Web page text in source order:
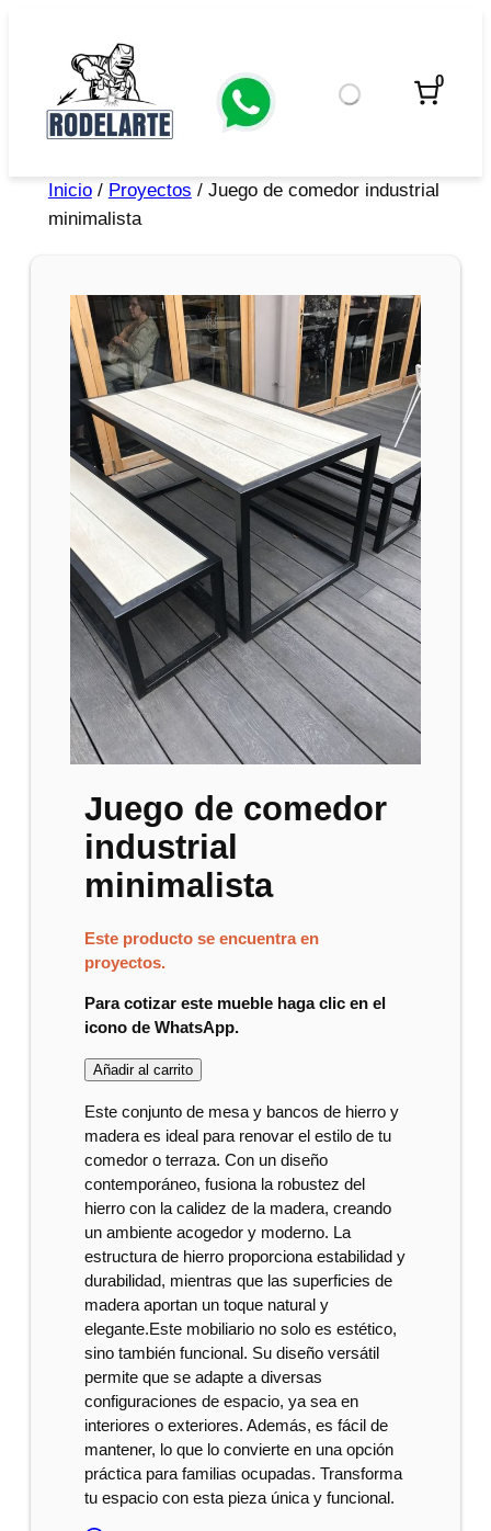
0
Inicio/ Proyectos / Juego de comedor industrial
minimalista
Juego de comedor
industrial
minimalista
Este producto se encuentra en
proyectos.
Para cotizar este mueble haga clic en el
icono de WhatsApp.
Añadir al carrito
Este conjunto de mesa y bancos de hierro y
madera es ideal para renovar el estilo de tu
comedor o terraza. Con un diseño
contemporáneo, fusiona la robustez del
hierro con la calidez de la madera, creando
un ambiente acogedor y moderno. La
estructura de hierro proporciona estabilidad y
durabilidad, mientras que las superficies de
madera aportan un toque natural y
elegante.Este mobiliario no solo es estético,
sino también funcional. Su diseño versátil
permite que se adapte a diversas
configuraciones de espacio, ya sea en
interiores o exteriores. Además, es fácil de
mantener, lo que lo convierte en una opción
práctica para familias ocupadas. Transforma
tu espacio con esta pieza única y funcional.